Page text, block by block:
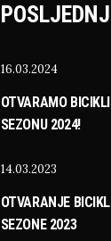
16.03.2024
OTVARAMO
SEZONU 2024!
14.03.2023
OTVARANJE
SEZONE 2023